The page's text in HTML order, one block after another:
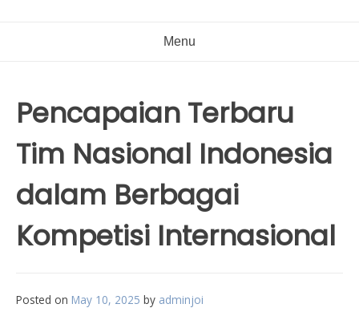
Menu
Pencapaian Terbaru
Tim Nasional Indonesia
dalam Berbagai
Kompetisi Internasional
Posted on May 10, 2025 by adminjoi